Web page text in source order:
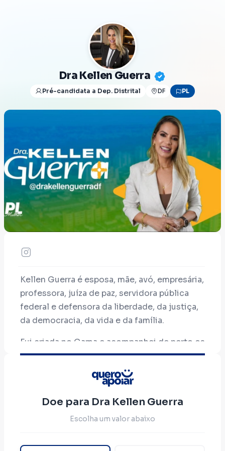
Dra Kellen Guerra
Pré-candidata a Dep. Distrital DF PL
Kellen Guerra é esposa, mãe, avó, empresária,
professora, juíza de paz, servidora pública
federal e defensora da liberdade, da justiça,
da democracia, da vida e da família.
Fui criada no Gama e acompanhei de perto os
desafios enfrentados pela população do
nosso Distrito Federal. Conheço essa
realidade e sei que é possível transformá-la
com trabalho, compromisso e
responsabilidade.
onde exerci diversos cargos de confiança.
Doe para Dra Kellen Guerra
Escolha um valor abaixo